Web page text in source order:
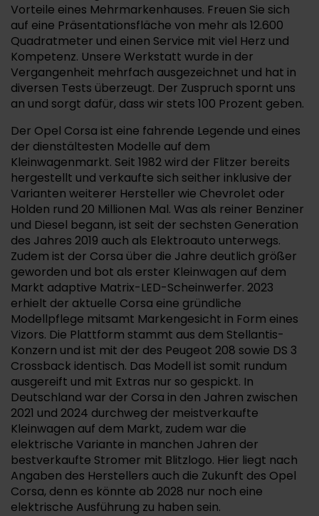
Vorteile eines Mehrmarkenhauses. Freuen Sie sich
auf eine Präsentationsfläche von mehr als 12.600
Quadratmeter und einen Service mit viel Herz und
Kompetenz. Unsere Werkstatt wurde in der
Vergangenheit mehrfach ausgezeichnet und hat in
diversen Tests überzeugt. Der Zuspruch spornt uns
an und sorgt dafür, dass wir stets 100 Prozent geben.
Der Opel Corsa ist eine fahrende Legende und eines
der dienstältesten Modelle auf dem
Kleinwagenmarkt. Seit 1982 wird der Flitzer bereits
hergestellt und verkaufte sich seither inklusive der
Varianten weiterer Hersteller wie Chevrolet oder
Holden rund 20 Millionen Mal. Was als reiner Benziner
und Diesel begann, ist seit der sechsten Generation
des Jahres 2019 auch als Elektroauto unterwegs.
Zudem ist der Corsa über die Jahre deutlich größer
geworden und bot als erster Kleinwagen auf dem
Markt adaptive Matrix-LED-Scheinwerfer. 2023
erhielt der aktuelle Corsa eine gründliche
Modellpflege mitsamt Markengesicht in Form eines
Vizors. Die Plattform stammt aus dem Stellantis-
Konzern und ist mit der des Peugeot 208 sowie DS 3
Crossback identisch. Das Modell ist somit rundum
ausgereift und mit Extras nur so gespickt. In
Deutschland war der Corsa in den Jahren zwischen
2021 und 2024 durchweg der meistverkaufte
Kleinwagen auf dem Markt, zudem war die
elektrische Variante in manchen Jahren der
bestverkaufte Stromer mit Blitzlogo. Hier liegt nach
Angaben des Herstellers auch die Zukunft des Opel
Corsa, denn es könnte ab 2028 nur noch eine
elektrische Ausführung zu haben sein.